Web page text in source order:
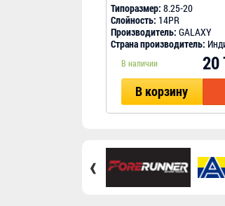
Типоразмер: 8.25-20
Слойность: 14PR
Производитель: GALAXY
Страна производитель:
В наличии 20
В корзину
‹